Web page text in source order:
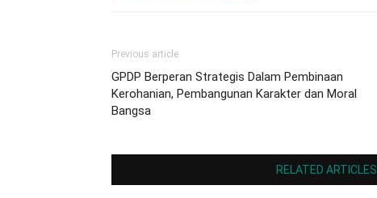
Previous article
GPDP Berperan Strategis Dalam Pembinaan
Kerohanian, Pembangunan Karakter dan Moral
Bangsa
RELATED ARTICLES